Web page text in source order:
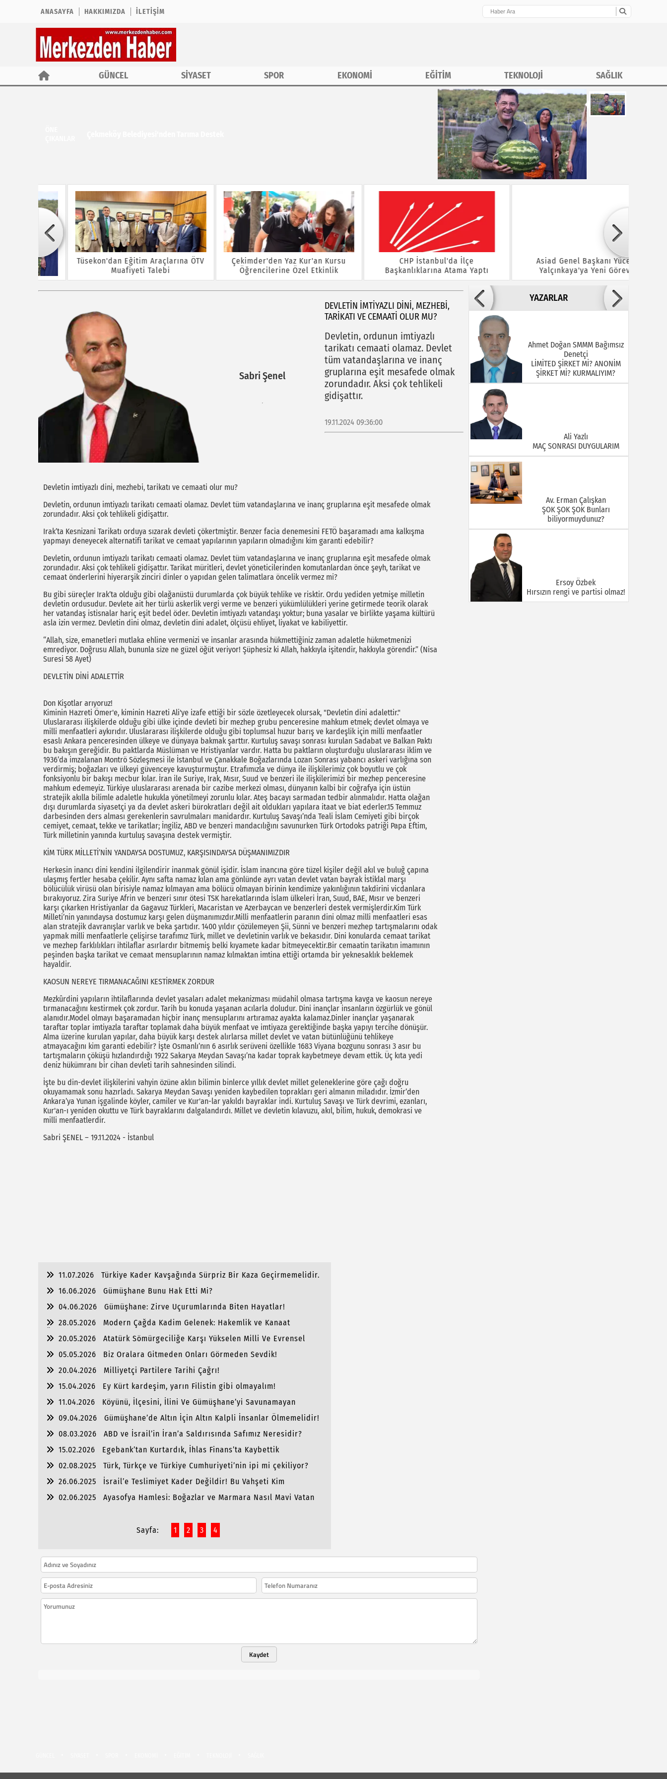
ANASAYFA HAKKIMIZDA İLETIŞIM
GÜNCEL SİYASET SPOR EKONOMİ EĞİTİM TEKNOLOJİ SAĞLIK
Tüsekon'dan Eğitim Araçlarına ÖTV
Muafiyeti Talebi
Çekimder'den Yaz Kur'an Kursu
Öğrencilerine Özel Etkinlik
CHP İstanbul'da İlçe
Başkanlıklarına Atama Yaptı
Asiad Genel Başkanı Yücel
Yalçınkaya'ya Yeni Görev
Sabri Şenel
DEVLETIN IMTIYAZLI DINI, MEZHEBI,
TARIKATI VE CEMAATI OLUR MU?
Devletin, ordunun imtiyazlı
tarikatı cemaati olamaz. Devlet
tüm vatandaşlarına ve inanç
gruplarına eşit mesafede olmak
zorundadır. Aksi çok tehlikeli
gidişattır.
19.11.2024 09:36:00
Devletin imtiyazlı dini, mezhebi, tarikatı ve cemaati olur mu?
Devletin, ordunun imtiyazlı tarikatı cemaati olamaz. Devlet tüm vatandaşlarına ve inanç gruplarına eşit mesafede olmak
zorundadır. Aksi çok tehlikeli gidişattır.
Irak’ta Kesnizani Tarikatı orduya sızarak devleti çökertmiştir. Benzer facia denemesini FETÖ başaramadı ama kalkışma
yapmayı deneyecek alternatifi tarikat ve cemaat yapılarının yapıların olmadığını kim garanti edebilir?
Devletin, ordunun imtiyazlı tarikatı cemaati olamaz. Devlet tüm vatandaşlarına ve inanç gruplarına eşit mesafede olmak
zorundadır. Aksi çok tehlikeli gidişattır. Tarikat müritleri, devlet yöneticilerinden komutanlardan önce şeyh, tarikat ve
cemaat önderlerini hiyerarşik zinciri dinler o yapıdan gelen talimatlara öncelik vermez mi?
Bu gibi süreçler Irak’ta olduğu gibi olağanüstü durumlarda çok büyük tehlike ve risktir. Ordu yediden yetmişe milletin
devletin ordusudur. Devlete ait her türlü askerlik vergi verme ve benzeri yükümlülükleri yerine getirmede teorik olarak
her vatandaş istisnalar hariç eşit bedel öder. Devletin imtiyazlı vatandaşı yoktur; buna yasalar ve birlikte yaşama kültürü
asla izin vermez. Devletin dini olmaz, devletin dini adalet, ölçüsü ehliyet, liyakat ve kabiliyettir.
“Allah, size, emanetleri mutlaka ehline vermenizi ve insanlar arasında hükmettiğiniz zaman adaletle hükmetmenizi
emrediyor. Doğrusu Allah, bununla size ne güzel öğüt veriyor! Şüphesiz ki Allah, hakkıyla işitendir, hakkıyla görendir.” (Nisa
Suresi 58 Ayet)
DEVLETİN DİNİ ADALETTİR
Don Kişotlar arıyoruz!
Kiminin Hazreti Ömer'e, kiminin Hazreti Ali'ye izafe ettiği bir sözle özetleyecek olursak, "Devletin dini adalettir."
Uluslararası ilişkilerde olduğu gibi ülke içinde devleti bir mezhep grubu penceresine mahkum etmek; devlet olmaya ve
milli menfaatleri aykırıdır. Uluslararası ilişkilerde olduğu gibi toplumsal huzur barış ve kardeşlik için milli menfaatler
esaslı Ankara penceresinden ülkeye ve dünyaya bakmak şarttır. Kurtuluş savaşı sonrası kurulan Sadabat ve Balkan Paktı
bu bakışın gereğidir. Bu paktlarda Müslüman ve Hristiyanlar vardır. Hatta bu paktların oluşturduğu uluslararası iklim ve
1936’da imzalanan Montrö Sözleşmesi ile İstanbul ve Çanakkale Boğazlarında Lozan Sonrası yabancı askeri varlığına son
verdirmiş; boğazları ve ülkeyi güvenceye kavuşturmuştur. Etrafımızla ve dünya ile ilişkilerimiz çok boyutlu ve çok
fonksiyonlu bir bakışı mecbur kılar. İran ile Suriye, Irak, Mısır, Suud ve benzeri ile ilişkilerimizi bir mezhep penceresine
mahkum edemeyiz. Türkiye uluslararası arenada bir cazibe merkezi olması, dünyanın kalbi bir coğrafya için üstün
stratejik akılla bilimle adaletle hukukla yönetilmeyi zorunlu kılar. Ateş bacayı sarmadan tedbir alınmalıdır. Hatta olağan
dışı durumlarda siyasetçi ya da devlet askeri bürokratları değil ait oldukları yapılara itaat ve biat ederler.15 Temmuz
darbesinden ders alması gerekenlerin savrulmaları manidardır. Kurtuluş Savaşı’nda Teali İslam Cemiyeti gibi birçok
cemiyet, cemaat, tekke ve tarikatlar; İngiliz, ABD ve benzeri mandacılığını savunurken Türk Ortodoks patriği Papa Eftim,
Türk milletinin yanında kurtuluş savaşına destek vermiştir.
KİM TÜRK MİLLETİ’NİN YANDAYSA DOSTUMUZ, KARŞISINDAYSA DÜŞMANIMIZDIR
Herkesin inancı dini kendini ilgilendirir inanmak gönül işidir. İslam inancına göre tüzel kişiler değil akıl ve buluğ çapına
ulaşmış fertler hesaba çekilir. Aynı safta namaz kılan ama gönlünde ayrı vatan devlet vatan bayrak İstiklal marşı
bölücülük virüsü olan birisiyle namaz kılmayan ama bölücü olmayan birinin kendimize yakınlığının takdirini vicdanlara
bırakıyoruz. Zira Suriye Afrin ve benzeri sınır ötesi TSK harekatlarında İslam ülkeleri İran, Suud, BAE, Mısır ve benzeri
karşı çıkarken Hristiyanlar da Gagavuz Türkleri, Macaristan ve Azerbaycan ve benzerleri destek vermişlerdir.Kim Türk
Milleti’nin yanındaysa dostumuz karşı gelen düşmanımızdır.Milli menfaatlerin paranın dini olmaz milli menfaatleri esas
alan stratejik davranışlar varlık ve beka şartıdır. 1400 yıldır çözülemeyen Şii, Sünni ve benzeri mezhep tartışmalarını odak
yapmak milli menfaatlerle çelişirse tarafımız Türk, millet ve devletinin varlık ve bekasıdır. Dini konularda cemaat tarikat
ve mezhep farklılıkları ihtilaflar asırlardır bitmemiş belki kıyamete kadar bitmeyecektir.Bir cemaatin tarikatın imamının
peşinden başka tarikat ve cemaat mensuplarının namaz kılmaktan imtina ettiği ortamda bir yeknesaklık beklemek
hayaldir.
KAOSUN NEREYE TIRMANACAĞINI KESTİRMEK ZORDUR
Mezkûrdini yapıların ihtilaflarında devlet yasaları adalet mekanizması müdahil olmasa tartışma kavga ve kaosun nereye
tırmanacağını kestirmek çok zordur. Tarih bu konuda yaşanan acılarla doludur. Dini inançlar insanların özgürlük ve gönül
alanıdır.Model olmayı başaramadan hiçbir inanç mensuplarını artıramaz ayakta kalamaz.Dinler inançlar yaşanarak
taraftar toplar imtiyazla taraftar toplamak daha büyük menfaat ve imtiyaza gerektiğinde başka yapıyı tercihe dönüşür.
Alma üzerine kurulan yapılar, daha büyük karşı destek alırlarsa millet devlet ve vatan bütünlüğünü tehlikeye
atmayacağını kim garanti edebilir? İşte Osmanlı’nın 6 asırlık serüveni özellikle 1683 Viyana bozgunu sonrası 3 asır bu
tartışmaların çöküşü hızlandırdığı 1922 Sakarya Meydan Savaşı’na kadar toprak kaybetmeye devam ettik. Üç kıta yedi
deniz hükümranı bir cihan devleti tarih sahnesinden silindi.
İşte bu din-devlet ilişkilerini vahyin özüne aklın bilimin binlerce yıllık devlet millet geleneklerine göre çağı doğru
okuyamamak sonu hazırladı. Sakarya Meydan Savaşı yeniden kaybedilen toprakları geri almanın miladıdır. İzmir’den
Ankara’ya Yunan işgalinde köyler, camiler ve Kur'an-lar yakıldı bayraklar indi. Kurtuluş Savaşı ve Türk devrimi, ezanları,
Kur'an-ı yeniden okuttu ve Türk bayraklarını dalgalandırdı. Millet ve devletin kılavuzu, akıl, bilim, hukuk, demokrasi ve
milli menfaatlerdir.
Sabri ŞENEL – 19.11.2024 - İstanbul
11.07.2026
Türkiye Kader Kavşağında Sürpriz Bir Kaza Geçirmemelidir.
16.06.2026
Gümüşhane Bunu Hak Etti Mi?
04.06.2026
Gümüşhane: Zirve Uçurumlarında Biten Hayatlar!
28.05.2026
Modern Çağda Kadim Gelenek: Hakemlik ve Kanaat
20.05.2026
Atatürk Sömürgeciliğe Karşı Yükselen Milli Ve Evrensel
05.05.2026
Biz Oralara Gitmeden Onları Görmeden Sevdik!
20.04.2026
Milliyetçi Partilere Tarihi Çağrı!
15.04.2026
Ey Kürt kardeşim, yarın Filistin gibi olmayalım!
11.04.2026
Köyünü, İlçesini, İlini Ve Gümüşhane’yi Savunamayan
Dernek, Federasyon, Konfederasyon Niçin Vardır?
09.04.2026
Gümüşhane’de Altın İçin Altın Kalpli İnsanlar Ölmemelidir!
08.03.2026
ABD ve İsrail’in İran’a Saldırısında Safımız Neresidir?
15.02.2026
Egebank’tan Kurtardık, İhlas Finans’ta Kaybettik
02.08.2025
Türk, Türkçe ve Türkiye Cumhuriyeti’nin ipi mi çekiliyor?
26.06.2025
İsrail’e Teslimiyet Kader Değildir! Bu Vahşeti Kim
02.06.2025
Ayasofya Hamlesi: Boğazlar ve Marmara Nasıl Mavi Vatan
Sayfa: 1 2 3 4
Kaydet
YAZARLAR
Ahmet Doğan SMMM Bağımsız
Denetçi
LİMİTED ŞİRKET Mİ? ANONİM
ŞİRKET Mİ? KURMALIYIM?
Ali Yazlı
MAÇ SONRASI DUYGULARIM
Av. Erman Çalışkan
ŞOK ŞOK ŞOK Bunları
biliyormuydunuz?
Ersoy Özbek
Hırsızın rengi ve partisi olmaz!